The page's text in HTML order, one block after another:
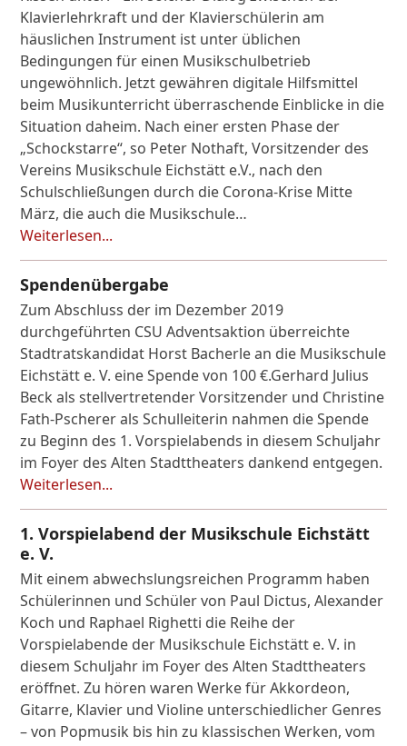
Klavierlehrkraft und der Klavierschülerin am
häuslichen Instrument ist unter üblichen
Bedingungen für einen Musikschulbetrieb
ungewöhnlich. Jetzt gewähren digitale Hilfsmittel
beim Musikunterricht überraschende Einblicke in die
Situation daheim. Nach einer ersten Phase der
„Schockstarre“, so Peter Nothaft, Vorsitzender des
Vereins Musikschule Eichstätt e.V., nach den
Schulschließungen durch die Corona-Krise Mitte
März, die auch die Musikschule…
Weiterlesen...
Spendenübergabe
Zum Abschluss der im Dezember 2019
durchgeführten CSU Adventsaktion überreichte
Stadtratskandidat Horst Bacherle an die Musikschule
Eichstätt e. V. eine Spende von 100 €.Gerhard Julius
Beck als stellvertretender Vorsitzender und Christine
Fath-Pscherer als Schulleiterin nahmen die Spende
zu Beginn des 1. Vorspielabends in diesem Schuljahr
im Foyer des Alten Stadttheaters dankend entgegen.
Weiterlesen...
1. Vorspielabend der Musikschule Eichstätt
e. V.
Mit einem abwechslungsreichen Programm haben
Schülerinnen und Schüler von Paul Dictus, Alexander
Koch und Raphael Righetti die Reihe der
Vorspielabende der Musikschule Eichstätt e. V. in
diesem Schuljahr im Foyer des Alten Stadttheaters
eröffnet. Zu hören waren Werke für Akkordeon,
Gitarre, Klavier und Violine unterschiedlicher Genres
– von Popmusik bis hin zu klassischen Werken, vom